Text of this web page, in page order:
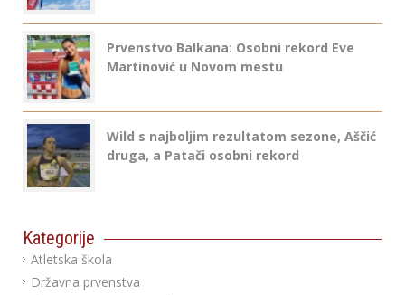
Prvenstvo Balkana: Osobni rekord Eve
Martinović u Novom mestu
Wild s najboljim rezultatom sezone, Aščić
druga, a Patači osobni rekord
Kategorije
Atletska škola
Državna prvenstva